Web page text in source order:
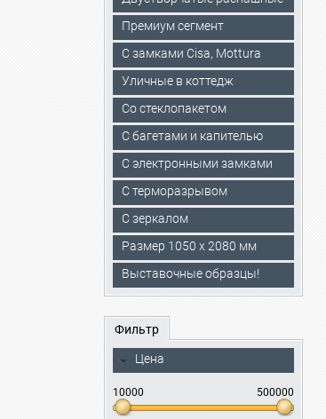
Премиум сегмент
C замками Cisa, Mottura
Уличные в коттедж
Со стеклопакетом
С багетами и капителью
C электронными замками
С терморазрывом
С зеркалом
Размер 1050 х 2080 мм
Выставочные образцы!
Фильтр
Цена
10000 500000